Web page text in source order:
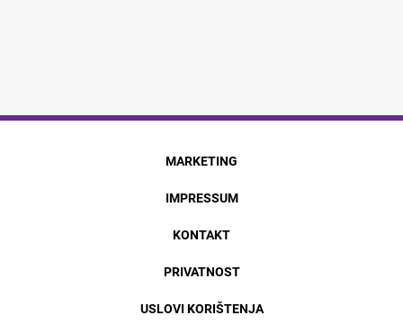
MARKETING
IMPRESSUM
KONTAKT
PRIVATNOST
USLOVI KORIŠTENJA